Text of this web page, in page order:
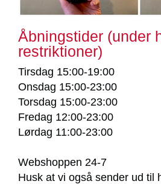
Åbningstider (under
restriktioner)
Tirsdag 15:00-19:00
Onsdag 15:00-23:00
Torsdag 15:00-23:00
Fredag 12:00-23:00
Lørdag 11:00-23:00
Webshoppen 24-7
Husk at vi også sender ud til